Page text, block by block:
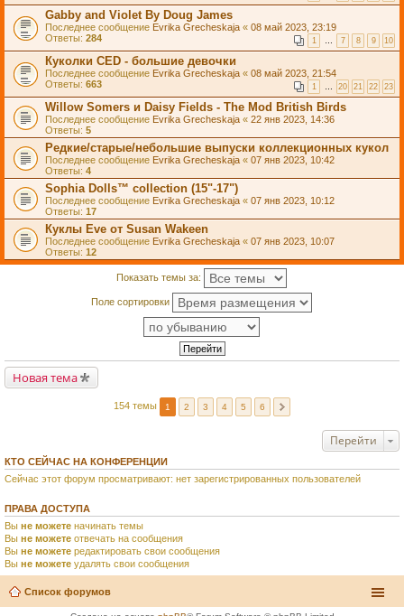
Gabby and Violet By Doug James
Последнее сообщение Evrika Grecheskaja « 08 май 2023, 23:19
Ответы: 284 1 … 7 8 9 10
Куколки CED - большие девочки
Последнее сообщение Evrika Grecheskaja « 08 май 2023, 21:54
Ответы: 663 1 … 20 21 22 23
Willow Somers и Daisy Fields - The Mod British Birds
Последнее сообщение Evrika Grecheskaja « 22 янв 2023, 14:36
Ответы: 5
Редкие/старые/небольшие выпуски коллекционных кукол
Последнее сообщение Evrika Grecheskaja « 07 янв 2023, 10:42
Ответы: 4
Sophia Dolls™ collection (15"-17")
Последнее сообщение Evrika Grecheskaja « 07 янв 2023, 10:12
Ответы: 17
Куклы Eve от Susan Wakeen
Последнее сообщение Evrika Grecheskaja « 07 янв 2023, 10:07
Ответы: 12
Показать темы за:
Поле сортировки
Новая тема
154 темы 1 2 3 4 5 6
Перейти
КТО СЕЙЧАС НА КОНФЕРЕНЦИИ
Сейчас этот форум просматривают: нет зарегистрированных пользователей
ПРАВА ДОСТУПА
Вы не можете начинать темы
Вы не можете отвечать на сообщения
Вы не можете редактировать свои сообщения
Вы не можете удалять свои сообщения
Список форумов